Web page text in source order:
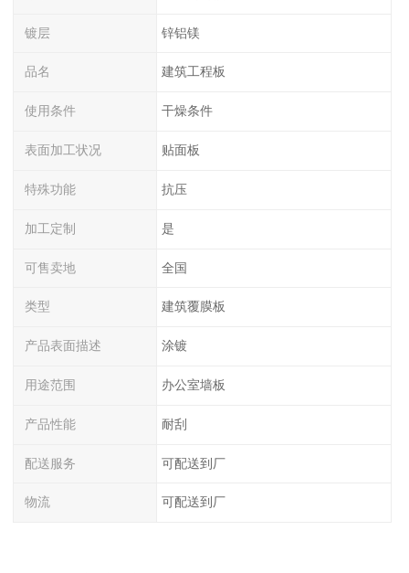
镀层 锌铝镁
品名 建筑工程板
使用条件 干燥条件
表面加工状况 贴面板
特殊功能 抗压
加工定制 是
可售卖地 全国
类型 建筑覆膜板
产品表面描述 涂镀
用途范围 办公室墙板
产品性能 耐刮
配送服务 可配送到厂
物流 可配送到厂